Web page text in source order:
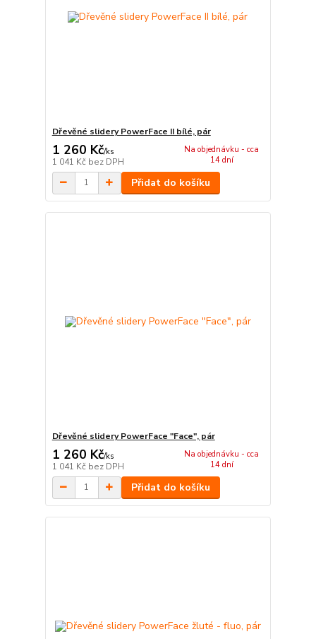
Dřevěné slidery PowerFace II bílé, pár
1 260 Kč/ks
1 041 Kč bez DPH
Na objednávku - cca
14 dní
Přidat do košíku
Dřevěné slidery PowerFace "Face", pár
1 260 Kč/ks
1 041 Kč bez DPH
Na objednávku - cca
14 dní
Přidat do košíku